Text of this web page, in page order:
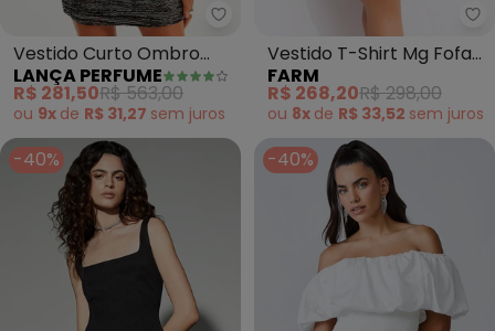
Lança Perfume - Vestido
Vestido Curto Ombro
Unico (Preto)
LANÇA PERFUME
R$ 281,50R$ 563,00
ou 9x de R$ 31,27 sem juros
Vestido T-Shirt Mg Fofa
Floral Lina (Bege)
FARM
R$ 268,20R$ 298,00
ou 8x de R$ 33,52 sem juros
-40% -40%